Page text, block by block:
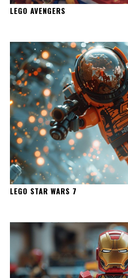
LEGO AVENGERS
LEGO STAR WARS 7